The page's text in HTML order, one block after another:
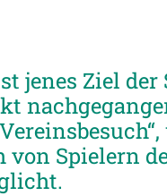
jenes Ziel der
von Spielern